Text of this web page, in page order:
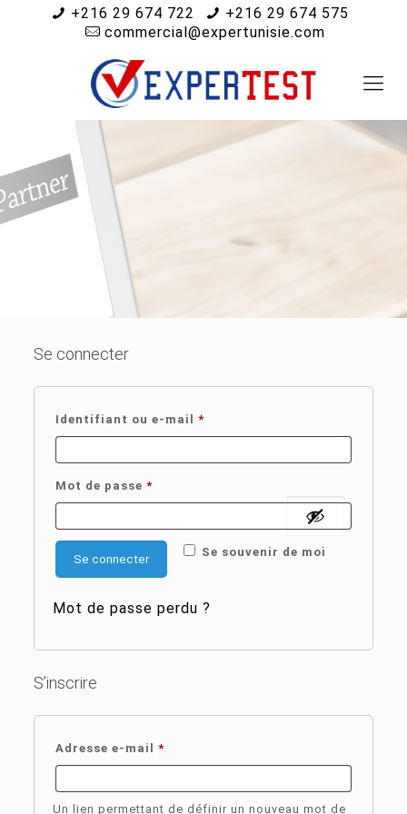
+216 29 674 722
+216 29 674 575
commercial@expertunisie.com
Se connecter
Identifiant ou e-mail*
Mot de passe*
Se souvenir de moi
Se connecter
Mot de passe perdu ?
S’inscrire
Adresse e-mail*
Un lien permettant de définir un nouveau mot de